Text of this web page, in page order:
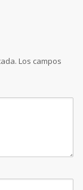
Los campos